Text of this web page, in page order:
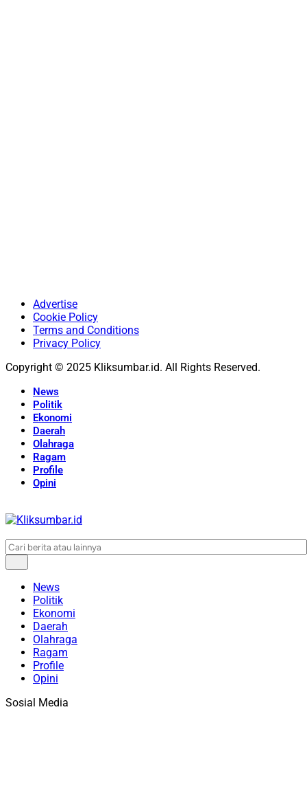
Advertise
Cookie Policy
Terms and Conditions
Privacy Policy
Copyright © 2025 Kliksumbar.id. All Rights Reserved.
News
Politik
Ekonomi
Daerah
Olahraga
Ragam
Profile
Opini
News
Politik
Ekonomi
Daerah
Olahraga
Ragam
Profile
Opini
Sosial Media